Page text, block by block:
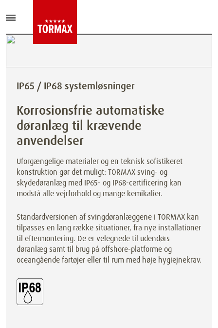
IP65 / IP68 systemløsninger
Korrosionsfrie automatiske
døranlæg til krævende
anvendelser
Uforgængelige materialer og en teknisk sofistikeret
konstruktion gør det muligt: TORMAX sving- og
skydedøranlæg med IP65- og IP68-certificering kan
modstå alle vejrforhold og mange kemikalier.
Standardversionen af svingdøranlæggene i TORMAX kan
tilpasses en lang række situationer, fra nye installationer
til eftermontering. De er velegnede til udendørs
døranlæg samt til brug på offshore-platforme og
oceangående fartøjer eller til rum med høje hygiejnekrav.